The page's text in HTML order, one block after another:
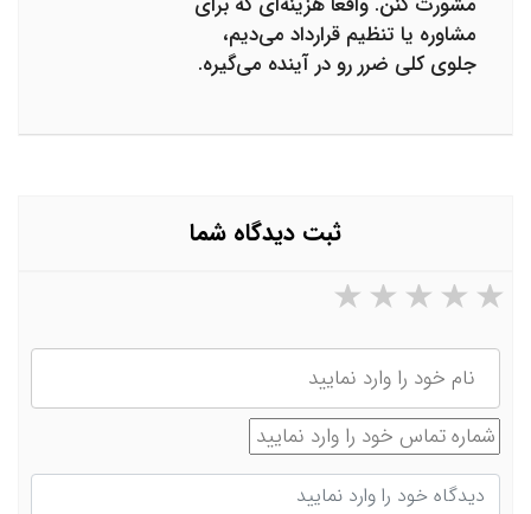
مشاوره یا تنظیم قرارداد می‌دیم،
جلوی کلی ضرر رو در آینده می‌گیره.
ثبت دیدگاه شما
۵ ستاره از ۵ ۴ ستاره از ۵ ۳ ستاره از ۵ ۲ ستاره از ۵
نام
شماره تماس
دیدگاه